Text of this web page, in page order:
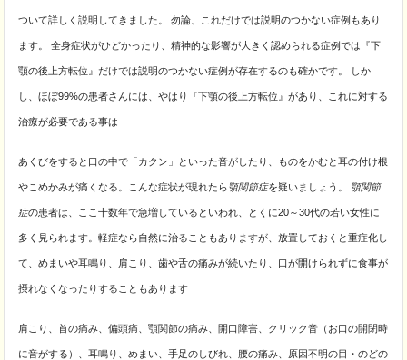
ついて詳しく説明してきました。 勿論、これだけでは説明のつかない症例もあり
ます。 全身症状がひどかったり、精神的な影響が大きく認められる症例では『下
顎の後上方転位』だけでは説明のつかない症例が存在するのも確かです。 しか
し、ほぼ99%の患者さんには、やはり『下顎の後上方転位』があり、これに対する
治療が必要である事は
あくびをすると口の中で「カクン」といった音がしたり、ものをかむと耳の付け根
やこめかみが痛くなる。こんな症状が現れたら顎関節症を疑いましょう。 顎関節
症の患者は、ここ十数年で急増しているといわれ、とくに20～30代の若い女性に
多く見られます。軽症なら自然に治ることもありますが、放置しておくと重症化し
て、めまいや耳鳴り、 肩こり、歯や舌の痛みが続いたり、口が開けられずに食事が
摂れなくなったりすることもあります
肩こり、首の痛み、偏頭痛、顎関節の痛み、開口障害、クリック音（お口の開閉時
に音がする）、耳鳴り、めまい、手足のしびれ、腰の痛み、原因不明の目・のどの